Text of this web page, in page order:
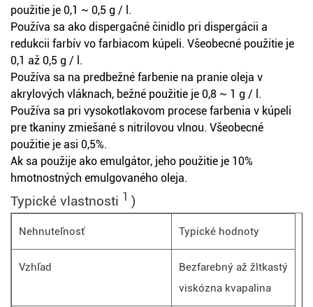
použitie je 0,1 ~ 0,5 g / l.
Používa sa ako dispergačné činidlo pri dispergácii a
redukcii farbív vo farbiacom kúpeli. Všeobecné použitie je
0,1 až 0,5 g / l.
Používa sa na predbežné farbenie na pranie oleja v
akrylových vláknach, bežné použitie je 0,8 ~ 1 g / l.
Používa sa pri vysokotlakovom procese farbenia v kúpeli
pre tkaniny zmiešané s nitrilovou vlnou. Všeobecné
použitie je asi 0,5%.
Ak sa použije ako emulgátor, jeho použitie je 10%
hmotnostných emulgovaného oleja.
Typické vlastnosti 1 )
Nehnuteľnosť Typické hodnoty
Vzhľad
Bezfarebný až žltkastý
viskózna kvapalina